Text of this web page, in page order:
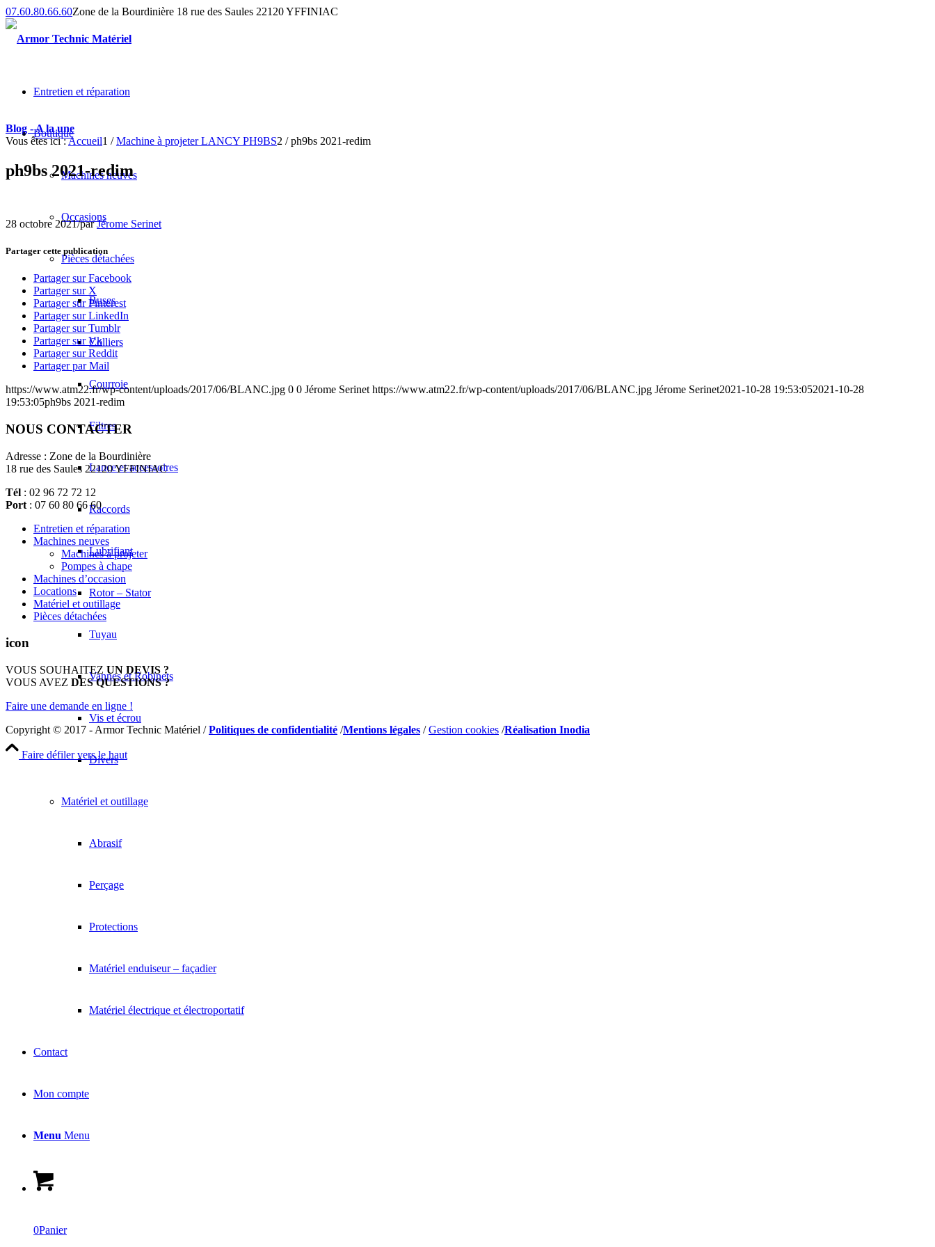
07.60.80.66.60Zone de la Bourdinière 18 rue des Saules 22120 YFFINIAC
Entretien et réparation
Boutique
Machines neuves
Occasions
Pièces détachées
Buses
Colliers
Courroie
Filtres
Lance et accessoires
Raccords
Lubrifiant
Rotor – Stator
Tuyau
Vannes et Robinets
Vis et écrou
Divers
Matériel et outillage
Abrasif
Perçage
Protections
Matériel enduiseur – façadier
Matériel électrique et électroportatif
Contact
Mon compte
Menu Menu
0Panier
Blog - A la une
Vous êtes ici :Accueil1 / Machine à projeter LANCY PH9BS2 / ph9bs 2021-redim
ph9bs 2021-redim
28 octobre 2021/parJérome Serinet
Partager cette publication
Partager sur Facebook
Partager sur X
Partager sur Pinterest
Partager sur LinkedIn
Partager sur Tumblr
Partager sur Vk
Partager sur Reddit
Partager par Mail
https://www.atm22.fr/wp-content/uploads/2017/06/BLANC.jpg 0 0 Jérome Serinet https://www.atm22.fr/wp-content/uploads/2017/06/BLANC.jpg Jérome Serinet2021-10-28 19:53:052021-10-28
19:53:05ph9bs 2021-redim
NOUS CONTACTER
Adresse : Zone de la Bourdinière
18 rue des Saules 22120 YFFINIAC
Tél : 02 96 72 72 12
Port : 07 60 80 66 60
Entretien et réparation
Machines neuves
Machines à projeter
Pompes à chape
Machines d’occasion
Locations
Matériel et outillage
Pièces détachées
icon
VOUS SOUHAITEZ UN DEVIS ?
VOUS AVEZ DES QUESTIONS ?
Faire une demande en ligne !
Copyright © 2017 - Armor Technic Matériel /Politiques de confidentialité /Mentions légales /Gestion cookies /Réalisation Inodia
Faire défiler vers le haut